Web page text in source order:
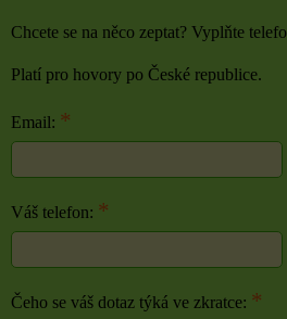
Chcete se na něco zeptat? Vyplňte
Platí pro hovory po České republice.
Email: *
Váš telefon: *
Čeho se váš dotaz týká ve zkratce: *